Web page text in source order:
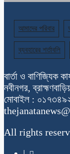
আমাদের পরিবার
ব্যবহারের শর্তাবলি
বার্তা ও বাণিজ্যিক
নবীনগর,
মোবাইল :
All rights